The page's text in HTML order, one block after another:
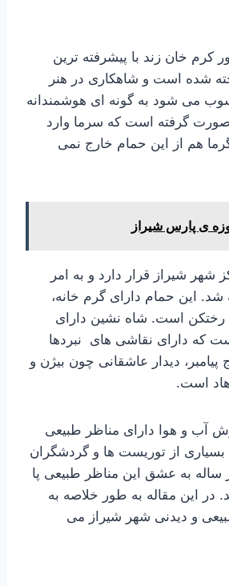
کرم خان زند با پیشرفته ترین
شده است و شاهکاری در هنر
می شود به گونه ای هوشمندانه
گرفته است که سرما وارد
هم از این حمام خارج نمی
ی پارس شیراز
شهر شیراز قرار دارد و به امر
شد. این حمام دارای گرم خانه،
رختکن است. شاه نشین دارای
که دارای نقاشی های نبردها
دیدار عاشقانی چون بیژن و
است.
آب و هوا دارای مناظر طبیعی
از توریست ها و گردشگران
به عشق این مناظر طبیعی پا
در این مقاله به طور خلاصه به
و دیدنی شهر شیراز می